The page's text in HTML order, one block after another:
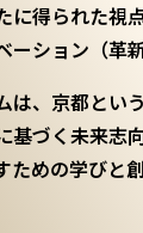
に得られた視
ーション（革
は、京都とい
基づく未来志
ための学びと